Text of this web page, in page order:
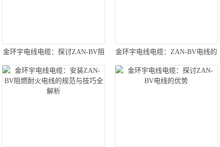
金环宇电线电缆：探讨ZAN-BV阻
燃耐火电线的介绍、特点
金环宇电线电缆：ZAN-BV电线的
应用领域